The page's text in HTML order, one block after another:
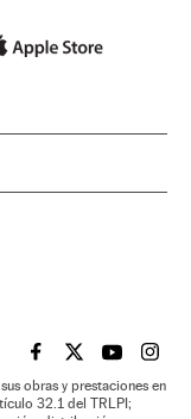
EL PAÍS BRASIL EN
EL PAÍSEL PAÍS
EL
obras y prestaciones en
32.1 del TRLPI;